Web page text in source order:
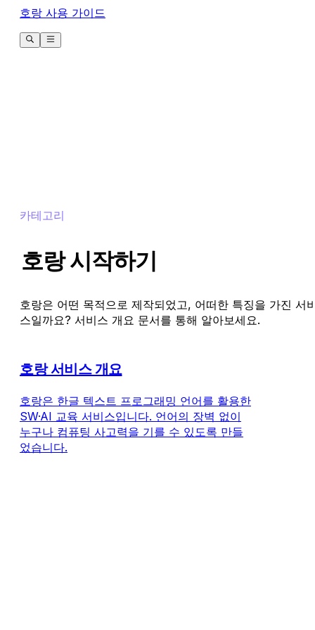
호랑 사용 가이드
카테고리
호랑 시작하기
호랑은 어떤 목적으로 제작되었고, 어떠한 특징을 가진 서
스일까요? 서비스 개요 문서를 통해 알아보세요.
호랑 서비스 개요
호랑은 한글 텍스트 프로그래밍 언어를 활용한
SW·AI 교육 서비스입니다. 언어의 장벽 없이
누구나 컴퓨팅 사고력을 기를 수 있도록 만들
었습니다.